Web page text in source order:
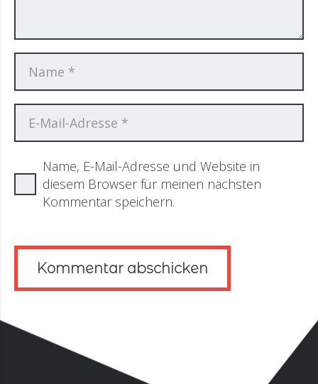
Name, E-Mail-Adresse und Website in
diesem Browser für meinen nächsten
Kommentar speichern.
Kommentar abschicken